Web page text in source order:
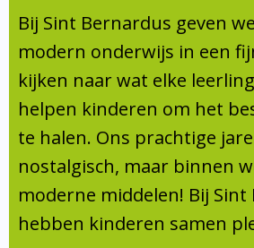
Onderwijs
Leerlingenraad
Leerlingenzorg
Doorstroomtoets
Jeugdprofessional op
Centrum Jeugd en
Schoollogopedie
Schooltijden
Absentie
Vakanties
Aanmelden
Ouders
Ouderraad (OR)
Formulieren
Klachtenregeling
Contact
Bij Sint Bernardus geven
modern onderwijs in een
kijken naar wat elke
helpen kinderen om het
te halen. Ons prachtige
nostalgisch, maar binnen
moderne middelen! Bij
hebben kinderen samen